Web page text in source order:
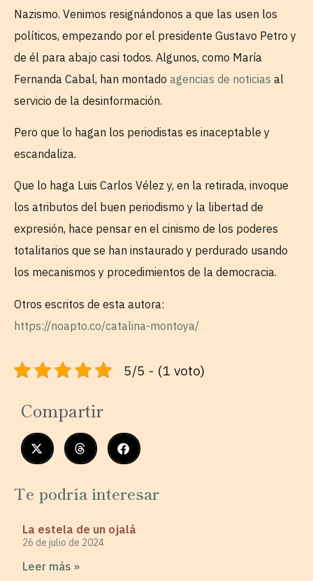
Nazismo. Venimos resignándonos a que las usen los
políticos, empezando por el presidente Gustavo Petro y
de él para abajo casi todos. Algunos, como María
Fernanda Cabal, han montado agencias de noticias al
servicio de la desinformación.
Pero que lo hagan los periodistas es inaceptable y
escandaliza.
Que lo haga Luis Carlos Vélez y, en la retirada, invoque
los atributos del buen periodismo y la libertad de
expresión, hace pensar en el cinismo de los poderes
totalitarios que se han instaurado y perdurado usando
los mecanismos y procedimientos de la democracia.
Otros escritos de esta autora:
https://noapto.co/catalina-montoya/
5/5 - (1 voto)
Compartir
Te podría interesar
La estela de un ojalá
26 de julio de 2024
Leer más »